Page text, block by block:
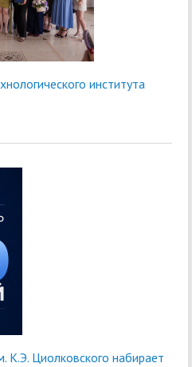
института
К.Э. Циолковского набирает